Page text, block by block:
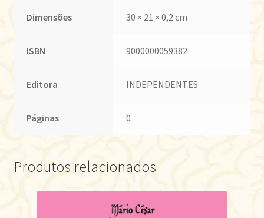
Dimensões 30 × 21 × 0,2 cm
ISBN 9000000059382
Editora INDEPENDENTES
Páginas 0
Produtos relacionados